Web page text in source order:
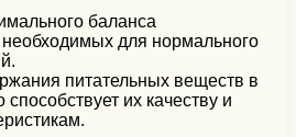
баланса
для нормального
питательных веществ в
их качеству и